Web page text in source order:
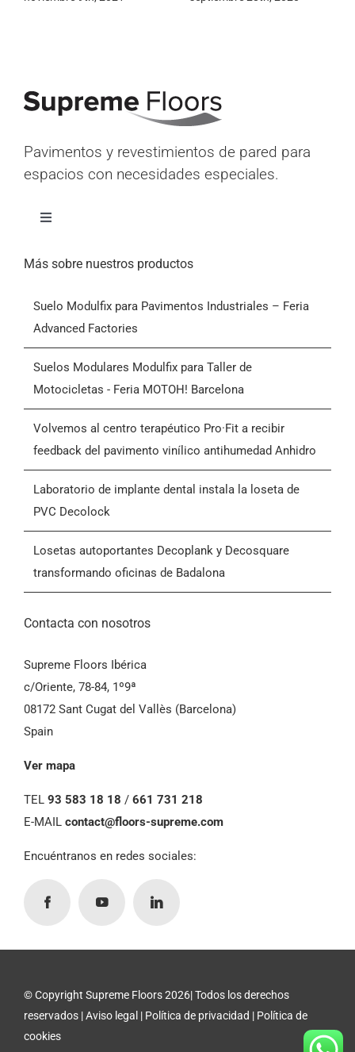
Pavimentos y revestimientos de pared para
navegación
Productos
Quiénes somos
Contactar
Condiciones Generales de Venta (CGV)
Suelo Modulfix para Pavimentos Industriales – Feria
Advanced Factories
Suelos Modulares Modulfix para Taller de
Motocicletas - Feria MOTOH! Barcelona
Volvemos al centro terapéutico Pro·Fit a recibir
feedback del pavimento vinílico antihumedad Anhidro
Laboratorio de implante dental instala la loseta de
PVC Decolock
Losetas autoportantes Decoplank y Decosquare
transformando oficinas de Badalona
Supreme Floors Ibérica
c/Oriente, 78-84, 1º9ª
08172 Sant Cugat del Vallès (Barcelona)
TEL93 583 18 18/661 731 218
© Copyright Supreme Floors 2026| Todos los derechos
reservados |
Política de